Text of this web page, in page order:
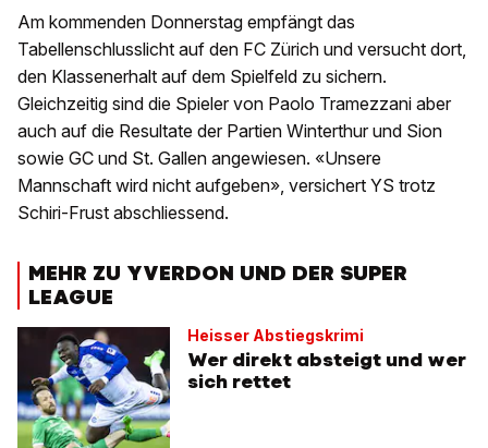
Am kommenden Donnerstag empfängt das
Tabellenschlusslicht auf den FC Zürich und versucht dort,
den Klassenerhalt auf dem Spielfeld zu sichern.
Gleichzeitig sind die Spieler von Paolo Tramezzani aber
auch auf die Resultate der Partien Winterthur und Sion
sowie GC und St. Gallen angewiesen. «Unsere
Mannschaft wird nicht aufgeben», versichert YS trotz
Schiri-Frust abschliessend.
MEHR ZU YVERDON UND DER SUPER
LEAGUE
Heisser Abstiegskrimi
Wer direkt absteigt und wer
sich rettet